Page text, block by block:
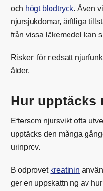
och högt blodtryck. Även
njursjukdomar, ärftliga
från vissa läkemedel kan
Risken för nedsatt
ålder.
Hur upptäcks
Eftersom njursvikt ofta
upptäcks den många
urinprov.
Blodprovet kreatinin
ger en uppskattning av